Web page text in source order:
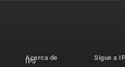
Acerca de
IPS
Sigue a